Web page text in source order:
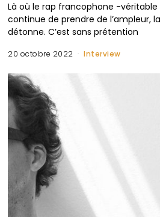
Là où le rap francophone -
continue de prendre de l’ampleur,
détonne. C’est sans prétention
20 octobre 2022 Interview